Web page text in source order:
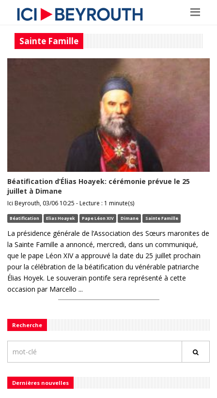
Sainte Famille
Béatification d’Élias Hoayek: cérémonie prévue le 25
juillet à Dimane
Ici Beyrouth, 03/06 10:25 - Lecture : 1 minute(s)
Béatification Elias Hoayek Pape Léon XIV Dimane Sainte Famille
La présidence générale de l’Association des Sœurs maronites de
la Sainte Famille a annoncé, mercredi, dans un communiqué,
que le pape Léon XIV a approuvé la date du 25 juillet prochain
pour la célébration de la béatification du vénérable patriarche
Élias Hoyek. Le souverain pontife sera représenté à cette
occasion par Marcello ...
Recherche
Dernières nouvelles